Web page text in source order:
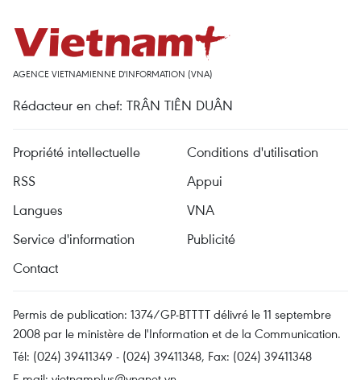
AGENCE VIETNAMIENNE D'INFORMATION (VNA)
Rédacteur en chef: TRÂN TIÊN DUÂN
Propriété intellectuelle
Conditions d'utilisation
RSS
Appui
Langues
VNA
Service d'information
Publicité
Contact
Permis de publication: 1374/GP-BTTTT délivré le 11 septembre
2008 par le ministère de l'Information et de la Communication.
Tél: (024) 39411349 - (024) 39411348, Fax: (024) 39411348